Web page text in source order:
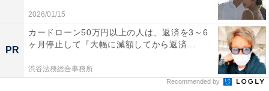
2026/01/15
PR
カードローン50万円以上の人は、返済を3～6
ヶ月停止して『大幅に減額してから返済...
渋谷法務総合事務所
Recommended by